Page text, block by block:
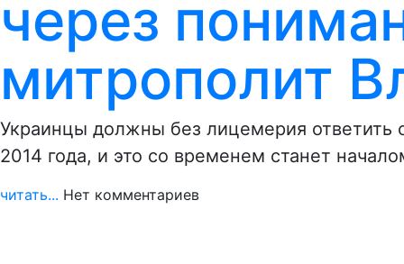
через
митрополит
Украинцы должны без лицемерия ответить
2014 года, и это со временем станет
читать... Нет комментариев